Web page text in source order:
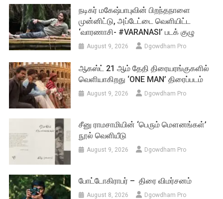
நடிகர் மகேஷ்பாபுவின் பிறந்தநாளை
முன்னிட்டு, அப்டேட்டை வெளியிட்ட
‘வாரணாசி- #VARANASI’ படக் குழு
August 9, 2026 Dgowdham Pro
ஆகஸ்ட் 21 ஆம் தேதி திரையரங்குகளில்
வெளியாகிறது ‘ONE MAN’ திரைப்படம்
August 9, 2026 Dgowdham Pro
சீனு ராமசாமியின் ‘பெரும் மௌனங்கள்’
நூல் வெளியீடு
August 9, 2026 Dgowdham Pro
போட்டோகிராபர் – திரை விமர்சனம்
August 8, 2026 Dgowdham Pro